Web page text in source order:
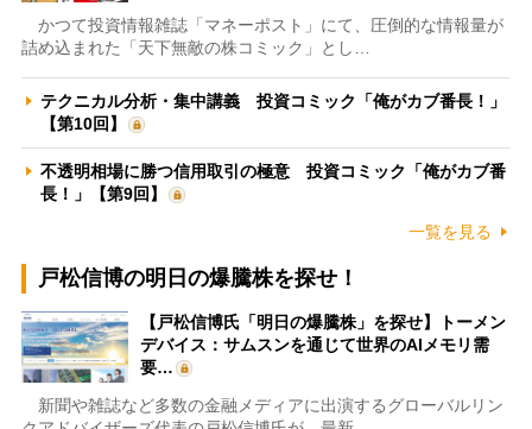
かつて投資情報雑誌「マネーポスト」にて、圧倒的な情報量が
詰め込まれた「天下無敵の株コミック」とし…
テクニカル分析・集中講義 投資コミック「俺がカブ番長！」
【第10回】
不透明相場に勝つ信用取引の極意 投資コミック「俺がカブ番
長！」【第9回】
一覧を見る
戸松信博の明日の爆騰株を探せ！
【戸松信博氏「明日の爆騰株」を探せ】トーメン
デバイス：サムスンを通じて世界のAIメモリ需
要…
新聞や雑誌など多数の金融メディアに出演するグローバルリン